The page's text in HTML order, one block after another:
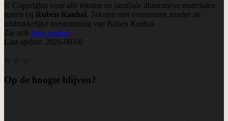
© Copyrights voor alle teksten en familiale illustratieve materialen
rusten bij Ruben Kanhai. Teksten niet overnemen zonder de
uitdrukkelijke toestemming van Ruben Kanhai.
Zie ook deze pagina.
Last update: 2026-08-06
Op de hoogte blijven?